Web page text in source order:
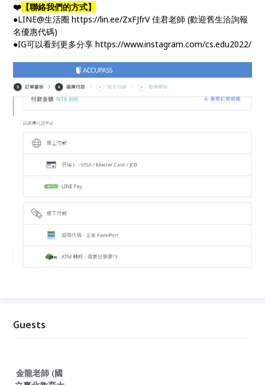
❤️ 【聯絡我們的方式】
●LINE@生活圈 https://lin.ee/ZxFJfrV 佳君老師 (歡迎舊生洽詢報
名優惠代碼)
●IG可以看到更多分享 https://www.instagram.com/cs.edu2022/
Guests
金龍老師 (國